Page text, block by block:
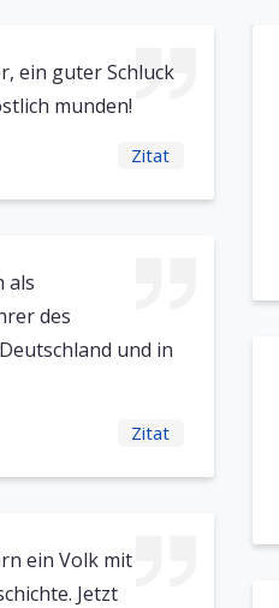
ein guter Schluck
munden!
Zitat
als
des
und in
Zitat
ein Volk mit
Jetzt